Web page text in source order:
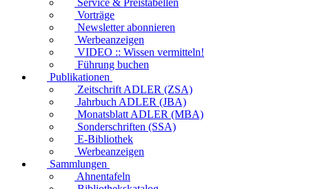
Service & Preistabellen
Vorträge
Newsletter abonnieren
Werbeanzeigen
VIDEO :: Wissen vermitteln!
Führung buchen
Publikationen
Zeitschrift ADLER (ZSA)
Jahrbuch ADLER (JBA)
Monatsblatt ADLER (MBA)
Sonderschriften (SSA)
E-Bibliothek
Werbeanzeigen
Sammlungen
Ahnentafeln